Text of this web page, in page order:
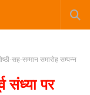
सह-सम्मान समारोह सम्पन्न
संध्या पर